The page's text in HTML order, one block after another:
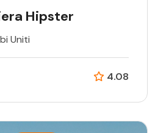
Hipster
Uniti
4.08